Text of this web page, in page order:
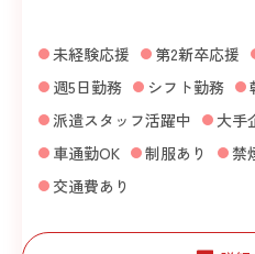
未経験応援 第2新卒応援
週5日勤務
シフト勤務
派遣スタッフ活躍中
大手
車通勤OK
制服あり
禁
交通費あり